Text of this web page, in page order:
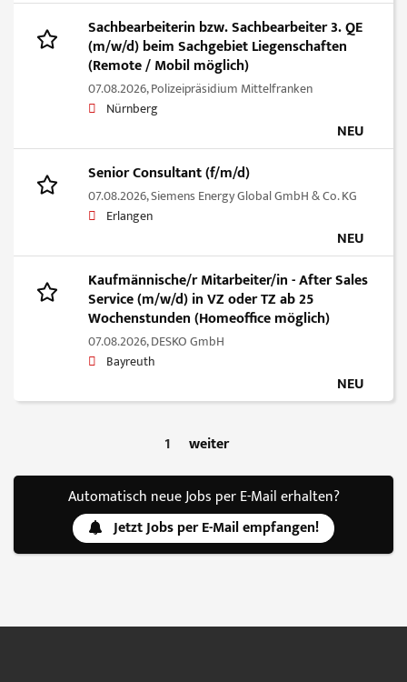
Sachbearbeiterin bzw. Sachbearbeiter 3. QE
(m/w/d) beim Sachgebiet Liegenschaften
(Remote / Mobil möglich)
07.08.2026,Polizeipräsidium Mittelfranken
Nürnberg
NEU
Senior Consultant (f/m/d)
07.08.2026,Siemens Energy Global GmbH & Co. KG
Erlangen
NEU
Kaufmännische/r Mitarbeiter/in - After Sales
Service (m/w/d) in VZ oder TZ ab 25
Wochenstunden (Homeoffice möglich)
07.08.2026,DESKO GmbH
Bayreuth
NEU
1 weiter
Automatisch neue Jobs per E-Mail erhalten?
Jetzt Jobs per E-Mail empfangen!